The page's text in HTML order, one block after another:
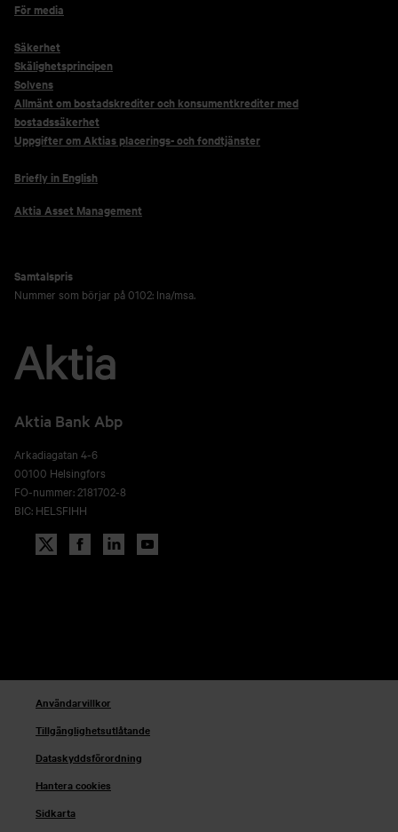
För media
Säkerhet
Skälighetsprincipen
Solvens
Allmänt om bostadskrediter och konsumentkrediter med
bostadssäkerhet
Uppgifter om Aktias placerings- och fondtjänster
Briefly in English
Aktia Asset Management
Samtalspris
Nummer som börjar på 0102: lna/msa.
Aktia Bank Abp
Arkadiagatan 4-6
00100 Helsingfors
FO-nummer: 2181702-8
BIC: HELSFIHH
Användarvillkor
Tillgänglighetsutlåtande
Dataskyddsförordning
Hantera cookies
Sidkarta